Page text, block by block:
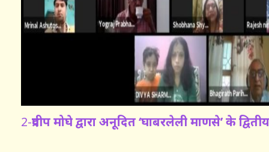
2-प्रदीप मोघे द्वारा अनूदित ‘घाबरलेली माणसे’ के